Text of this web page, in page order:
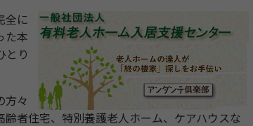
全に
た本
とり
方々
者住宅、特別養護老人ホーム、ケアハウスな